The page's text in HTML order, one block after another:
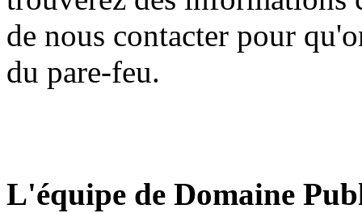
de nous contacter pour
du pare-feu.
L'équipe de Domaine